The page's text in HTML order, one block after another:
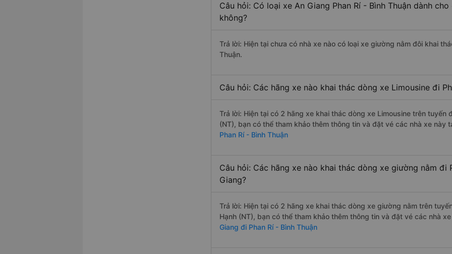
Câu hỏi: Có loại xe An Giang Phan Rí - Bình Thuận dành
không?
Trả lời: Hiện tại chưa có nhà xe nào có loại xe giường nằm đôi khai
Thuận.
Câu hỏi: Các hãng xe nào khai thác dòng xe Limousine đi
Trả lời: Hiện tại có 2 hãng xe khai thác dòng xe Limousine trên tuyến
(NT), bạn có thể tham khảo thêm thông tin và đặt vé các nhà xe này
Phan Rí - Bình Thuận
Câu hỏi: Các hãng xe nào khai thác dòng xe giường nằm đi
Giang?
Trả lời: Hiện tại có 2 hãng xe khai thác dòng xe giường nằm trên
Hạnh (NT), bạn có thể tham khảo thêm thông tin và đặt vé các nhà
Giang đi Phan Rí - Bình Thuận